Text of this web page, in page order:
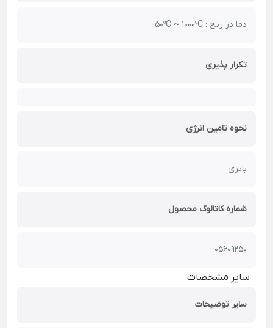
دما در رنج : 50ºC ~ 1000ºC-
تکرار پذیری
نحوه تامین انرژی
باتری
شماره کاتالوگ محصول
05609250
سایر مشخصات
سایر توضیحات